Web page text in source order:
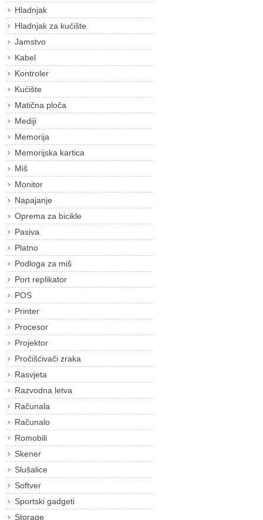
Hladnjak
Hladnjak za kućište
Jamstvo
Kabel
Kontroler
Kućište
Matična ploča
Mediji
Memorija
Memorijska kartica
Miš
Monitor
Napajanje
Oprema za bicikle
Pasiva
Platno
Podloga za miš
Port replikator
POS
Printer
Procesor
Projektor
Pročišćivači zraka
Rasvjeta
Razvodna letva
Računala
Računalo
Romobili
Skener
Slušalice
Softver
Sportski gadgeti
Storage